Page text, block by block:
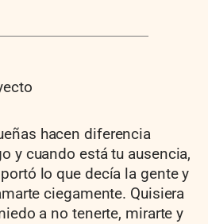
hacen diferencia
y cuando está tu ausencia,
lo que decía la gente y
ciegamente. Quisiera
a no tenerte, mirarte y